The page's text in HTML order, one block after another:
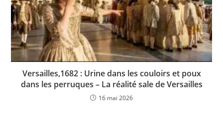
Versailles,1682 : Urine dans les couloirs et poux
dans les perruques – La réalité sale de Versailles
16 mai 2026